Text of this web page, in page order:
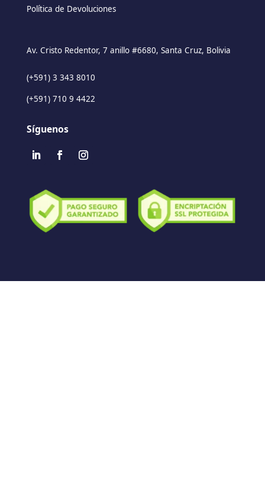
Política de Devoluciones
Av. Cristo Redentor, 7 anillo #6680, Santa Cruz, Bolivia
(+591) 3 343 8010
(+591) 710 9 4422
Síguenos